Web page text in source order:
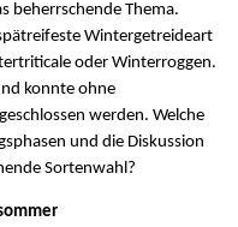
beherrschende Thema.
Wintergetreideart
oder Winterroggen.
konnte ohne
werden. Welche
und die Diskussion
Sortenwahl?